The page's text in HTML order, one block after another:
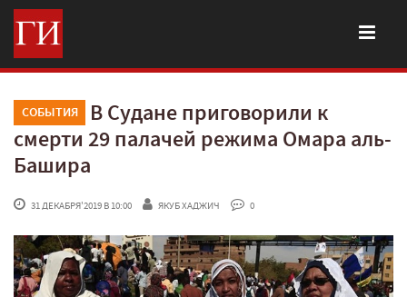
СОБЫТИЯ
В Судане приговорили к
смерти 29 палачей режима Омара аль-
Башира
31 ДЕКАБРЯ'2019 В 10:00 ЯКУБ ХАДЖИЧ 0